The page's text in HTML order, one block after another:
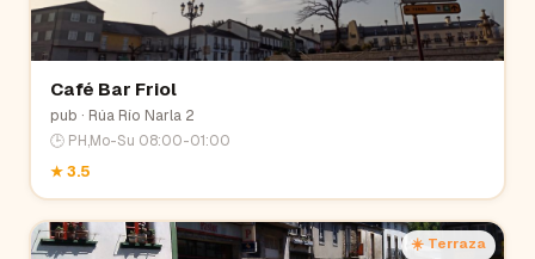
Café Bar Friol
pub · Rúa Río Narla 2
🕒 PH,Mo-Su 08:00-01:00
★3.5
☀️ Terraza